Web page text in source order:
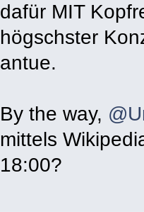
dafür MIT
högschster
antue.
By the way,
mittels
18:00?